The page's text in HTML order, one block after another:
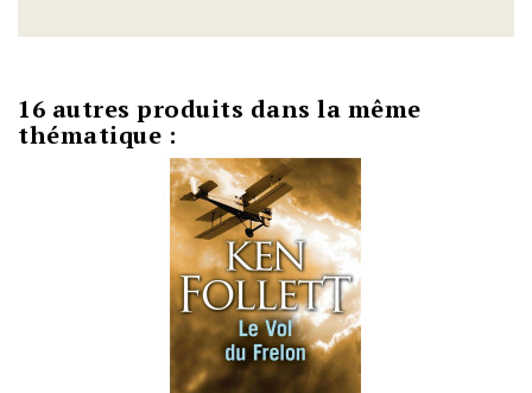
16 autres produits dans la même
thématique :